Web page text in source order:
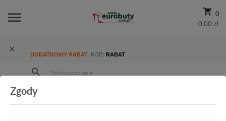
0
0,00 zł
DODATKOWY RABAT KOD: RABAT
Damskie
Sneakersy
Zgody